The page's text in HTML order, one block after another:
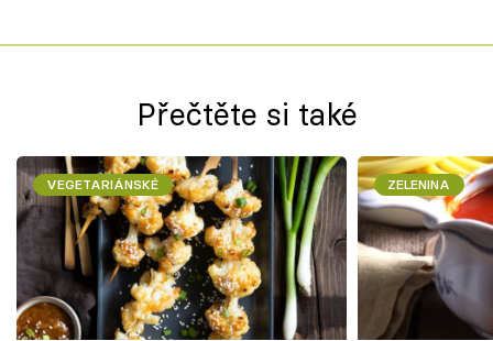
Přečtěte si také
VEGETARIÁNSKÉ ZELENINA